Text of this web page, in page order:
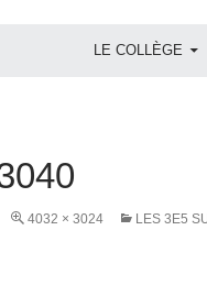
LE COLLÈGE
4032 × 3024 LES 3E5